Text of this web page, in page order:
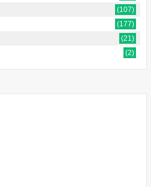
(107)
(177)
(21)
(2)